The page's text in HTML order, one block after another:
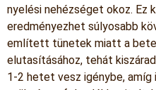
nyelési nehézséget okoz. Ez
eredményezhet súlyosabb
említett tünetek miatt a
elutasításához, tehát
1-2 hetet vesz igénybe,